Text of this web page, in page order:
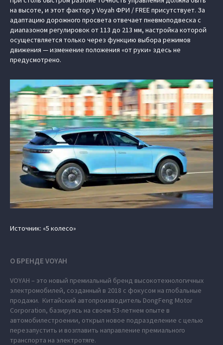
на высоте, и этот фактор у Voyah ФРИ / FREE присутствует. За
адаптацию дорожного просвета отвечает пневмоподвеска с
диапазоном регулировок от 113 до 213 мм, настройка которой
осуществляется только через функцию выбора режимов
движения — изменение положения «от руки» здесь не
предусмотрено.
Источник: «5 колесо»
О БРЕНДЕ VOYAH
VOYAH – это новый премиальный бренд высокотехнологичных
электромобилей, созданный в 2018 с фокусом на глобальные
продажи. Китайский автопроизводитель DongFeng Motor
Corporation, базируясь на своем 53-летнем опыте в
автомобилестроении, открыл новое подразделение с целью
перезапустить и возглавить направление премиального
транспорта на электротяге.